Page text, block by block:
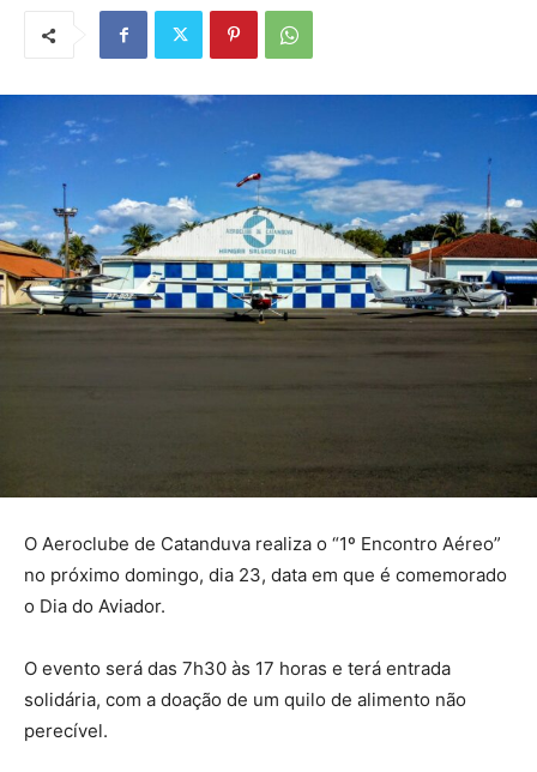
O Aeroclube de Catanduva realiza o “1º Encontro Aéreo”
no próximo domingo, dia 23, data em que é comemorado
o Dia do Aviador.
O evento será das 7h30 às 17 horas e terá entrada
solidária, com a doação de um quilo de alimento não
perecível.